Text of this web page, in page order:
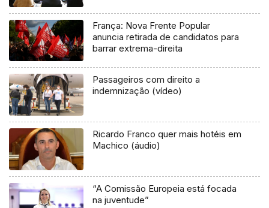
França: Nova Frente Popular
anuncia retirada de candidatos para
barrar extrema-direita
Passageiros com direito a
indemnização (vídeo)
Ricardo Franco quer mais hotéis em
Machico (áudio)
“A Comissão Europeia está focada
na juventude”